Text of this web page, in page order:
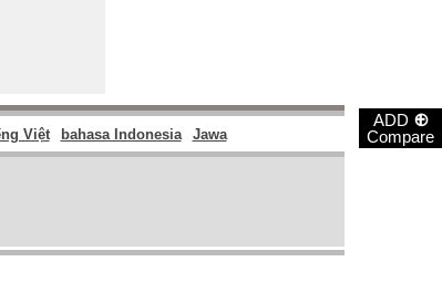
ADD ⊕
Compare
Việt bahasa Indonesia Jawa